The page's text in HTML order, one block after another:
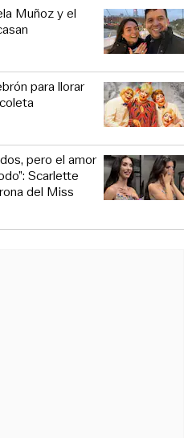
Muñoz y el
para llorar
pero el amor
Scarlette
del Miss